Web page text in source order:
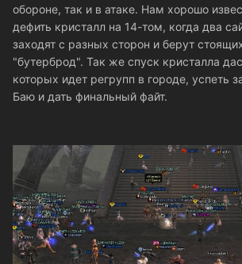
обороне, так и в атаке. Нам хорошо
дефить кристалл на 14-том, когда два
заходят с разных сторон и берут
"бутерброд". Так же спуск кристалла
которых идет регрупп в городе, успеть
Баю и дать финальный файт.